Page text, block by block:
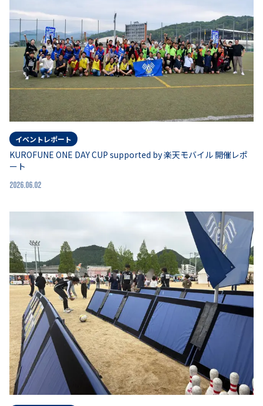
イベントレポート
KUROFUNE ONE DAY CUP supported by 楽天モバイル 開催レポ
ート
2026.06.02